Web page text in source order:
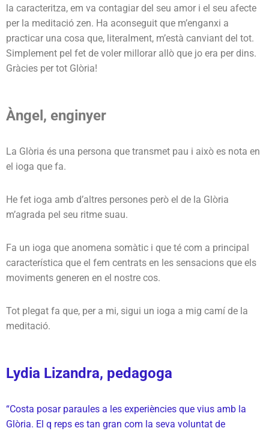
la caracteritza, em va contagiar del seu amor i el seu afecte
per la meditació zen. Ha aconseguit que m’enganxi a
practicar una cosa que, literalment, m’està canviant del tot.
Simplement pel fet de voler millorar allò que jo era per dins.
Gràcies per tot Glòria!
Àngel, enginyer
La Glòria és una persona que transmet pau i això es nota en
el ioga que fa.
He fet ioga amb d’altres persones però el de la Glòria
m’agrada pel seu ritme suau.
Fa un ioga que anomena somàtic i que té com a principal
característica que el fem centrats en les sensacions que els
moviments generen en el nostre cos.
Tot plegat fa que, per a mi, sigui un ioga a mig camí de la
meditació.
Lydia Lizandra, pedagoga
“Costa posar paraules a les experiències que vius amb la
Glòria. El q reps es tan gran com la seva voluntat de